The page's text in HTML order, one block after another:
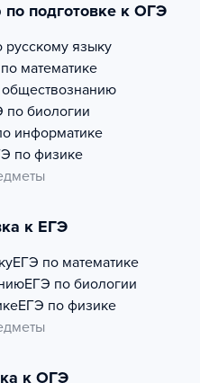
подготовке к ОГЭ
языку
математике
биологии
информатике
по физике
к ЕГЭ
ЕГЭ по математике
ЕГЭ по биологии
ЕГЭ по физике
к ОГЭ